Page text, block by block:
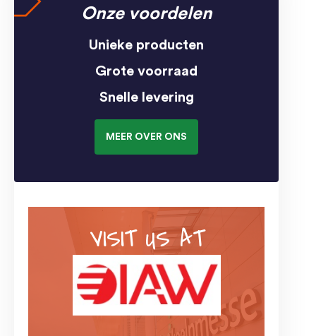
Onze voordelen
Unieke producten
Grote voorraad
Snelle levering
MEER OVER ONS
VISIT US AT